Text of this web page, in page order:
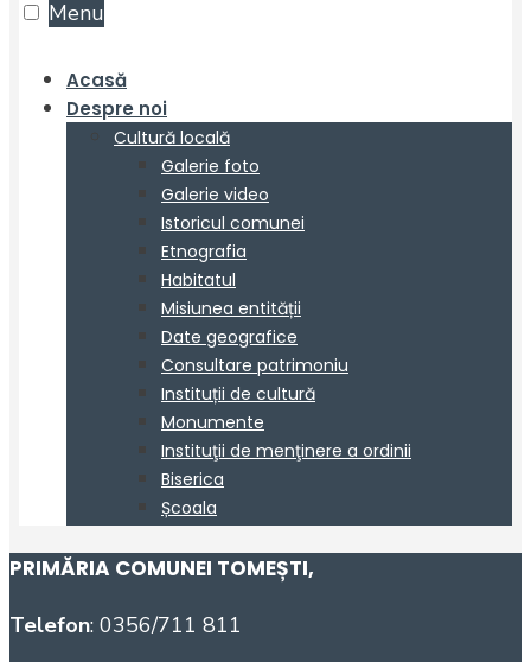
PRIMĂRIA COMUNEI TOMEȘTI,
Telefon: 0356/711 811